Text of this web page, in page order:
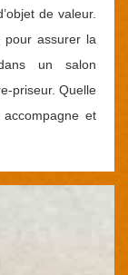
de valeur.
pour assurer la
un salon
priseur. Quelle
et